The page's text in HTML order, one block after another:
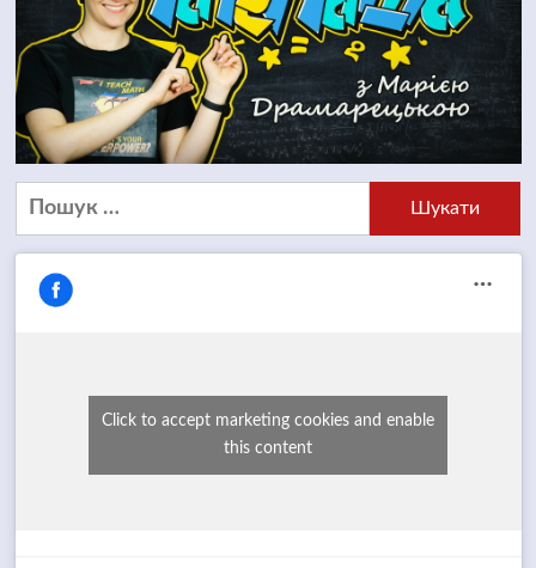
Пошук:
Click to accept marketing cookies and enable
this content